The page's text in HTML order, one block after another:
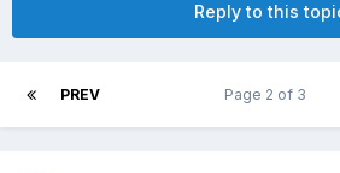
Reply to this
PREV Page 2 of 3